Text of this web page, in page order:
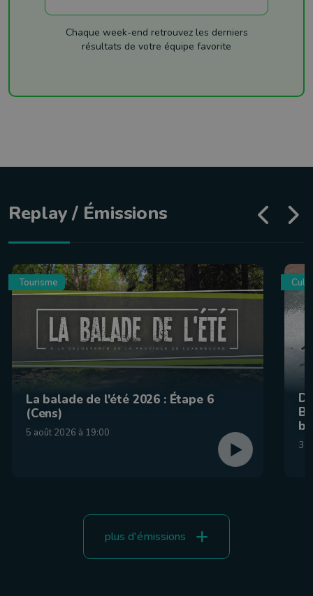
Chaque week-end retrouvez les derniers
résultats de votre équipe favorite
Replay / Émissions
Tourisme
La balade de l'été 2026 : Étape 6
(Cens)
5 août 2026 à 19:00
31
plus d'émissions